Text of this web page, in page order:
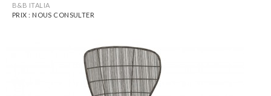
B&B ITALIA
PRIX : NOUS CONSULTER